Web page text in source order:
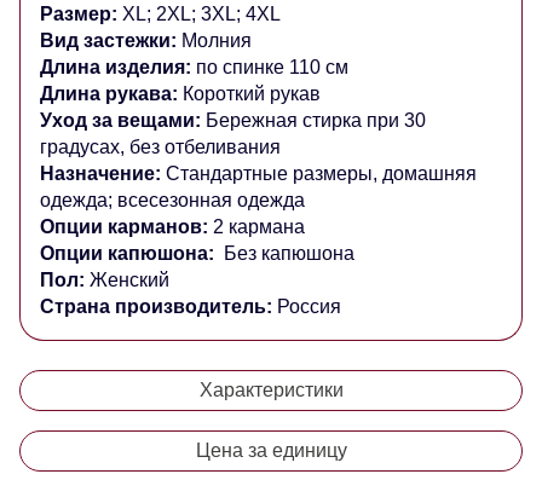
Размер: XL; 2XL; 3XL; 4XL
Вид застежки: Молния
Длина изделия: по спинке 110 см
Длина рукава: Короткий рукав
Уход за вещами: Бережная стирка при 30
градусах, без отбеливания
Назначение: Стандартные размеры, домашняя
одежда; всесезонная одежда
Опции карманов: 2 кармана
Опции капюшона: Без капюшона
Пол: Женский
Страна производитель: Россия
Характеристики
Цена за единицу